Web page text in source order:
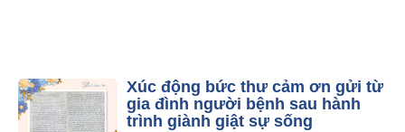
Xúc động bức thư cảm ơn gửi từ
gia đình người bệnh sau hành
trình giành giật sự sống